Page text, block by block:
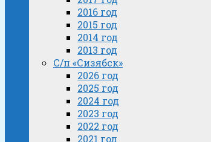
2016 год
2015 год
2014 год
2013 год
С/п «Сизябск»
2026 год
2025 год
2024 год
2023 год
2022 год
2021 год